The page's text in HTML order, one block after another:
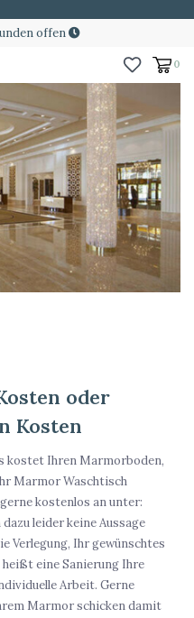
offen
0
oder
Kosten
kostet Ihren Marmorboden,
Marmor Waschtisch
kostenlos an unter:
dazu leider keine Aussage
Verlegung, Ihr gewünschtes
eine Sanierung Ihre
Arbeit. Gerne
Marmor schicken damit